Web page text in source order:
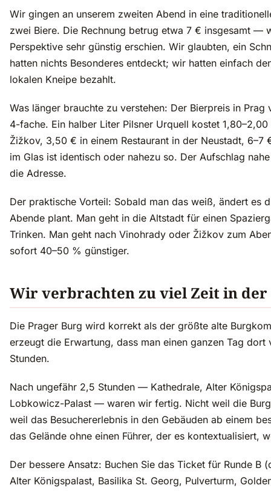
Wir gingen an unserem zweiten Abend in eine
zwei Biere. Die Rechnung betrug etwa 7 € insgesamt —
Perspektive sehr günstig erschien. Wir glaubten, ein
hatten nichts Besonderes entdeckt; wir hatten einfach
lokalen Kneipe bezahlt.
Was länger brauchte zu verstehen: Der Bierpreis in
4-fache. Ein halber Liter Pilsner Urquell kostet
Žižkov, 3,50 € in einem Restaurant in der Neustadt, 6–7
im Glas ist identisch oder nahezu so. Der Aufschlag
die Adresse.
Der praktische Vorteil: Sobald man das weiß, ändert es
Abende plant. Man geht in die Altstadt für einen
Trinken. Man geht nach Vinohrady oder Žižkov zum
sofort 40–50 % günstiger.
Wir verbrachten zu viel Zeit in der
Die Prager Burg wird korrekt als der größte alte
erzeugt die Erwartung, dass man einen ganzen Tag
Stunden.
Nach ungefähr 2,5 Stunden — Kathedrale, Alter
Lobkowicz-Palast — waren wir fertig. Nicht weil die
weil das Besuchererlebnis in den Gebäuden ab einem
das Gelände ohne einen Führer, der es kontextualisiert,
Der bessere Ansatz: Buchen Sie das Ticket für Runde B
Alter Königspalast, Basilika St. Georg, Pulverturm,